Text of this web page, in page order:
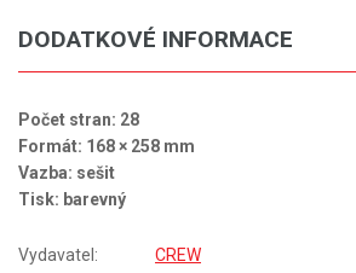
DODATKOVÉ INFORMACE
Počet stran: 28
Formát: 168 × 258 mm
Vazba: sešit
Tisk: barevný
Vydavatel: CREW